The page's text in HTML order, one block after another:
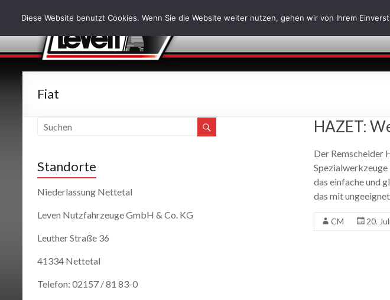
Fiat
HAZET:
Der Remscheider
das einfache und
das mit
CM 20.
Standorte
Niederlassung Nettetal
Leven Nutzfahrzeuge GmbH & Co. KG
Leuther Straße 36
41334 Nettetal
Telefon: 02157 / 81 83-0
Diese Website benutzt Cookies. Wenn Sie die Website weiter nutzen, gehen wir von Ihrem